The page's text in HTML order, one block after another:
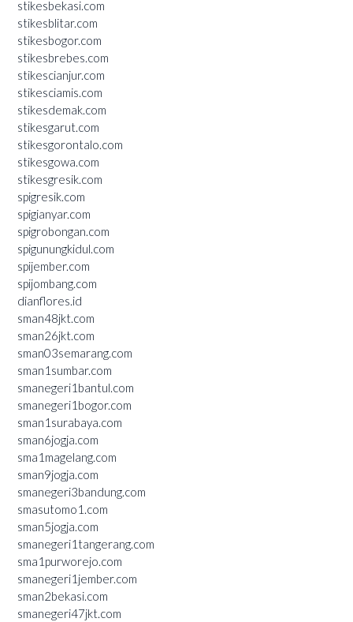
stikesbekasi.com
stikesblitar.com
stikesbogor.com
stikesbrebes.com
stikescianjur.com
stikesciamis.com
stikesdemak.com
stikesgarut.com
stikesgorontalo.com
stikesgowa.com
stikesgresik.com
spigresik.com
spigianyar.com
spigrobongan.com
spigunungkidul.com
spijember.com
spijombang.com
dianflores.id
sman48jkt.com
sman26jkt.com
sman03semarang.com
sman1sumbar.com
smanegeri1bantul.com
smanegeri1bogor.com
sman1surabaya.com
sman6jogja.com
sma1magelang.com
sman9jogja.com
smanegeri3bandung.com
smasutomo1.com
sman5jogja.com
smanegeri1tangerang.com
sma1purworejo.com
smanegeri1jember.com
sman2bekasi.com
smanegeri47jkt.com